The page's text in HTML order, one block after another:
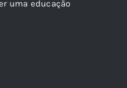
uma educação